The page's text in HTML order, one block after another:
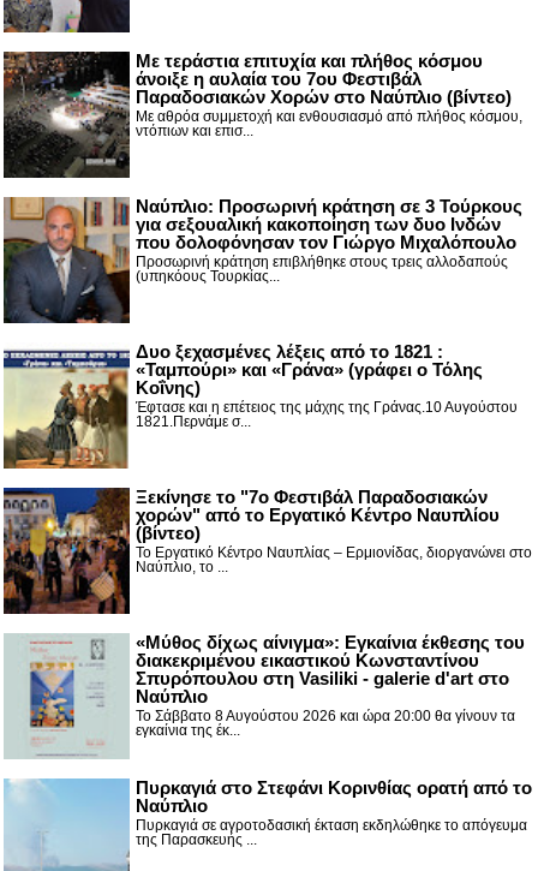
Με τεράστια επιτυχία και πλήθος κόσμου
άνοιξε η αυλαία του 7ου Φεστιβάλ
Παραδοσιακών Χορών στο Ναύπλιο (βίντεο)
Με αθρόα συμμετοχή και ενθουσιασμό από πλήθος κόσμου,
ντόπιων και επισ...
Ναύπλιο: Προσωρινή κράτηση σε 3 Τούρκους
για σεξουαλική κακοποίηση των δυο Ινδών
που δολοφόνησαν τον Γιώργο Μιχαλόπουλο
Προσωρινή κράτηση επιβλήθηκε στους τρεις αλλοδαπούς
(υπηκόους Τουρκίας...
Δυο ξεχασμένες λέξεις από το 1821 :
«Ταμπούρι» και «Γράνα» (γράφει ο Τόλης
Κοΐνης)
Έφτασε και η επέτειος της μάχης της Γράνας.10 Αυγούστου
1821.Περνάμε σ...
Ξεκίνησε το "7ο Φεστιβάλ Παραδοσιακών
χορών" από το Εργατικό Κέντρο Ναυπλίου
(βίντεο)
Το Εργατικό Κέντρο Ναυπλίας – Ερμιονίδας, διοργανώνει στο
Ναύπλιο, το ...
«Μύθος δίχως αίνιγμα»: Εγκαίνια έκθεσης του
διακεκριμένου εικαστικού Κωνσταντίνου
Σπυρόπουλου στη Vasiliki - galerie d'art στο
Ναύπλιο
Το Σάββατο 8 Αυγούστου 2026 και ώρα 20:00 θα γίνουν τα
εγκαίνια της έκ...
Πυρκαγιά στο Στεφάνι Κορινθίας ορατή από το
Ναύπλιο
Πυρκαγιά σε αγροτοδασική έκταση εκδηλώθηκε το απόγευμα
της Παρασκευής ...